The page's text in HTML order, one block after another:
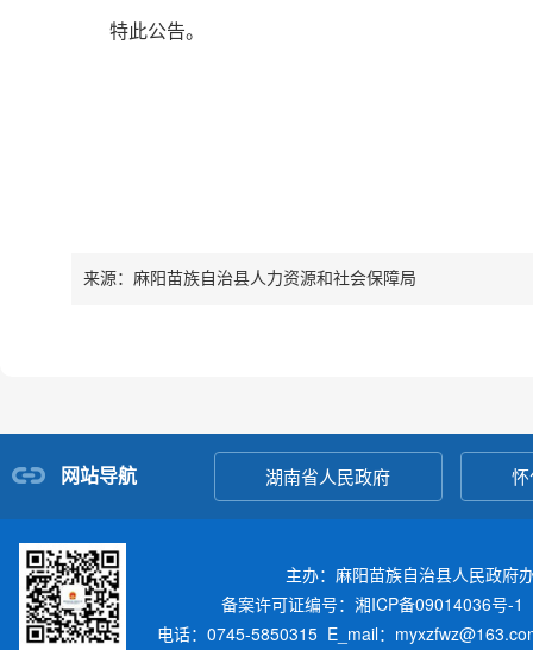
特此公告。
来源：麻阳苗族自治县人力资源和社会保障局
网站导航 湖南省人民政府
主办：麻阳苗族自治县人民政
备案许可证编号：湘ICP备09014036号-1
电话：0745-5850315 E_mail：